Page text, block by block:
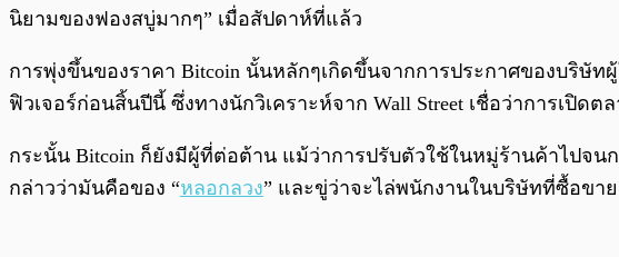
นิยามของฟองสบู่มากๆ” เมื่อสัปดาห์ที่แล้ว
การพุ่งขึ้นของราคา Bitcoin นั้นหลักๆเกิดขึ้นจากการประกาศของบริษั
ฟิวเจอร์ก่อนสิ้นปีนี้ ซึ่งทางนักวิเคราะห์จาก Wall Street เชื่อว่าการเปิดต
กระนั้น Bitcoin ก็ยังมีผู้ที่ต่อต้าน แม้ว่าการปรับตัวใช้ในหมู่ร้านค้าไปจน
กล่าวว่ามันคือของ “หลอกลวง” และขู่ว่าจะไล่พนักงานในบริษัทที่ซื้อขาย